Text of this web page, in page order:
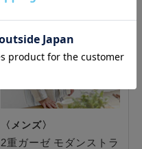
2重ガーゼ モダンストラ